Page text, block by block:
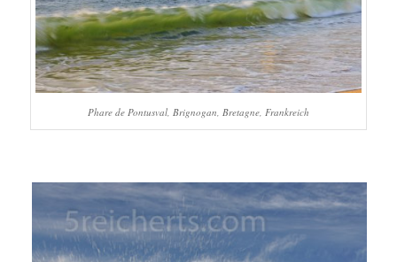
Phare de Pontusval, Brignogan, Bretagne, Frankreich